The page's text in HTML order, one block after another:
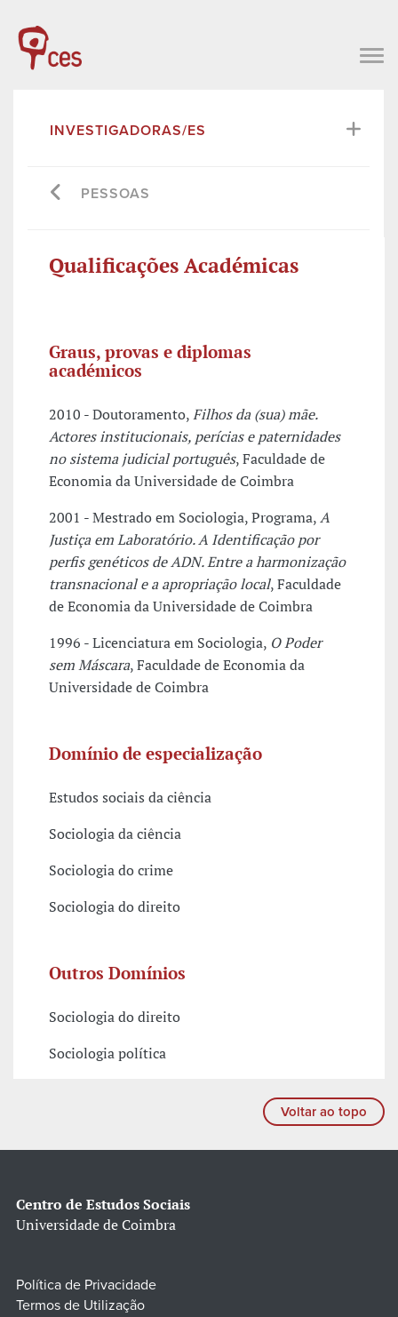
INVESTIGADORAS/ES
PESSOAS
Qualificações Académicas
Graus, provas e diplomas
académicos
2010 - Doutoramento,Filhos da (sua) mãe.
Actores institucionais, perícias e paternidades
no sistema judicial português, Faculdade de
Economia da Universidade de Coimbra
2001 - Mestrado em Sociologia, Programa,A
Justiça em Laboratório. A Identificação por
perfis genéticos de ADN. Entre a harmonização
transnacional e a apropriação local, Faculdade
de Economia da Universidade de Coimbra
1996 - Licenciatura em Sociologia, O Poder
sem Máscara, Faculdade de Economia da
Universidade de Coimbra
Domínio de especialização
Estudos sociais da ciência
Sociologia da ciência
Sociologia do crime
Sociologia do direito
Outros Domínios
Sociologia do direito
Sociologia política
Voltar ao topo
Centro de Estudos Sociais
Universidade de Coimbra
Política de Privacidade
Termos de Utilização